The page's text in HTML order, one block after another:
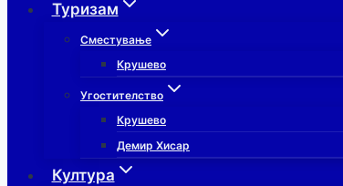
Туризам
Сместување
Крушево
Угостителство
Крушево
Демир Хисар
Култура